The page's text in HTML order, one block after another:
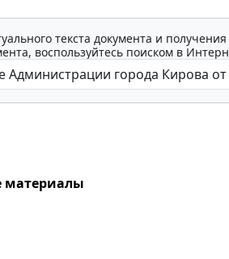
текста документа и
воспользуйтесь поиском в
материалы